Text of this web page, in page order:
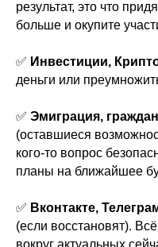
результат, это что
больше и окупите
✅ Инвестиции,
деньги или
✅ Эмиграция,
(оставшиеся
кого-то вопрос
планы на ближайшее
✅ Вконтакте,
(если восстановят).
вокруг актуальных